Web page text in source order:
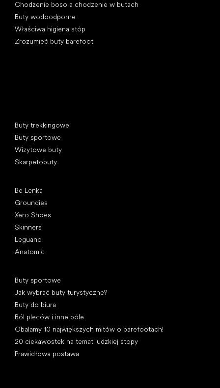
Chodzenie boso a chodzenie w butach
Buty wodoodporne
Właściwa higiena stóp
Zrozumieć buty barefoot
Buty trekkingowe
Buty sportowe
Wizytowe buty
Skarpetobuty
Be Lenka
Groundies
Xero Shoes
Skinners
Leguano
Anatomic
Buty sportowe
Jak wybrać buty turystyczne?
Buty do biura
Ból pleców i inne bóle
Obalamy 10 największych mitów o barefootach!
20 ciekawostek na temat ludzkiej stopy
Prawidłowa postawa